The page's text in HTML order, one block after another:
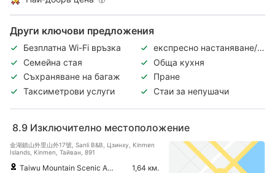
Други ключови предложения
Безплатна Wi-Fi връзка
експресно настаняване/
напускане
Семейна стая
Обща кухня
Съхраняване на багаж
Пране
Таксиметрови услуги
Стаи за непушачи
8.9 Изключително местоположение
金湖鎮山外里山外17號, Sanli B&B, Цзинху, Kinmen
Islands, Kinmen, Тайван, 891
Taiwu Mountain Scenic Area
1,64 км.